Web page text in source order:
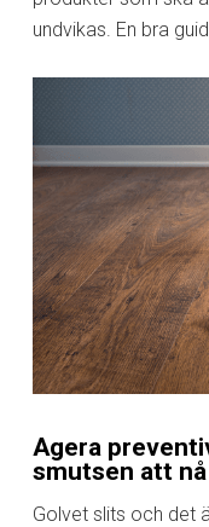
undvikas. En bra
Agera
smutsen att
Golvet slits och det